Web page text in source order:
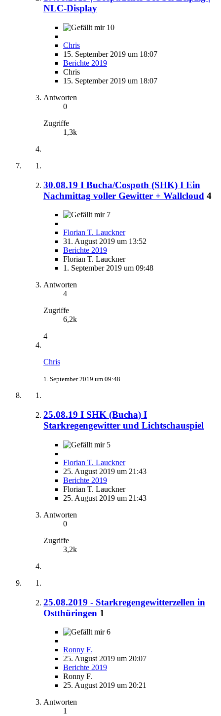
NLC-Display
10
Chris
15. September 2019 um 18:07
Berichte 2019
Chris
15. September 2019 um 18:07
Antworten
0
Zugriffe
1,3k
30.08.19 I Bucha/Cospoth (SHK) I Ein
Nachmittag voller Gewitter + Wallcloud 4
7
Florian T. Lauckner
31. August 2019 um 13:52
Berichte 2019
Florian T. Lauckner
1. September 2019 um 09:48
Antworten
4
Zugriffe
6,2k
4
Chris
1. September 2019 um 09:48
25.08.19 I SHK (Bucha) I
Starkregengewitter und Lichtschauspiel
5
Florian T. Lauckner
25. August 2019 um 21:43
Berichte 2019
Florian T. Lauckner
25. August 2019 um 21:43
Antworten
0
Zugriffe
3,2k
25.08.2019 - Starkregengewitterzellen in
Ostthüringen 1
6
Ronny F.
25. August 2019 um 20:07
Berichte 2019
Ronny F.
25. August 2019 um 20:21
Antworten
1